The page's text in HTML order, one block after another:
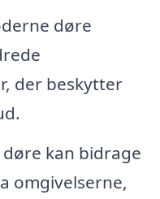
døre
der beskytter
døre kan bidrage
omgivelserne,